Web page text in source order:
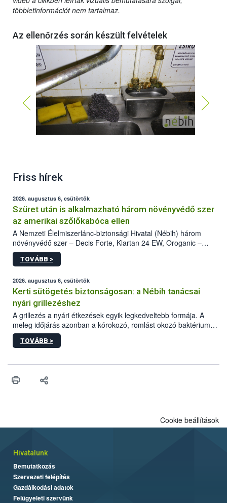
többletinformációt nem tartalmaz.
Az ellenőrzés során készült felvételek
Friss hírek
2026. augusztus 6, csütörtök
Szüret után is alkalmazható három növényvédő szer
az amerikai szőlőkabóca ellen
A Nemzeti Élelmiszerlánc-biztonsági Hivatal (Nébih) három
növényvédő szer – Decis Forte, Klartan 24 EW, Oroganic –
engedélyokiratát módosította, így azok a szüretet követően,
egészen a vesszőérettség (BBCH 91) stádiumáig
érésű szőlőkben is legyen lehetőség a károsító elleni további
védekezésre. Az Oroganic készítmény kis kiszerelésben kiskerti
felhasználók számára is elérhető és ökológiai termesztésben is
engedélyezett.
TOVÁBB >
2026. augusztus 6, csütörtök
Kerti sütögetés biztonságosan: a Nébih tanácsai
nyári grillezéshez
A grillezés a nyári étkezések egyik legkedveltebb formája. A
meleg időjárás azonban a kórokozó, romlást okozó baktériumok
gyorsabb szaporodásának is kedvez. A szabadtéri sütögetés
ezért nem csupán a megfelelő sütési technikáról szól: legalább
higiéniai szabályok betartása, a megfelelő hőkezelés, valamint a
biztonsági Hivatal (Nébih) Oktatási Programja összegyűjtötte a
TOVÁBB >
Cookie beállítások
Hivatalunk
Bemutatkozás
Szervezeti felépítés
Gazdálkodási adatok
Felügyeleti szervünk